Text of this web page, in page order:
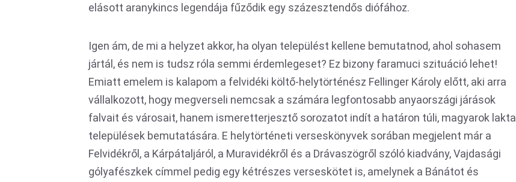
elásott aranykincs legendája fűződik egy százesztendős diófához.
Igen ám, de mi a helyzet akkor, ha olyan települést kellene bemutatnod, ahol sohasem
jártál, és nem is tudsz róla semmi érdemlegeset? Ez bizony faramuci szituáció lehet!
Emiatt emelem is kalapom a felvidéki költő-helytörténész Fellinger Károly előtt, aki arra
vállalkozott, hogy megverseli nemcsak a számára legfontosabb anyaországi járások
falvait és városait, hanem ismeretterjesztő sorozatot indít a határon túli, magyarok lakta
települések bemutatására. E helytörténeti verseskönyvek sorában megjelent már a
Felvidékről, a Kárpátaljáról, a Muravidékről és a Drávaszögről szóló kiadvány, Vajdasági
gólyafészkek címmel pedig egy kétrészes verseskötet is, amelynek a Bánátot és